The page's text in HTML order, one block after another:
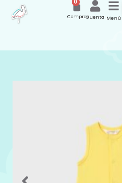
Menú
Cuenta
0
Compras